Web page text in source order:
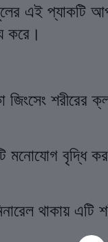
এই প্যাকটি
করে।
জিংসেং শরীরের
মনোযোগ বৃদ্ধি
থাকায় এটি